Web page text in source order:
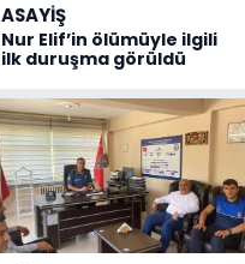
ASAYİŞ
Nur Elif’in ölümüyle ilgili
ilk duruşma görüldü